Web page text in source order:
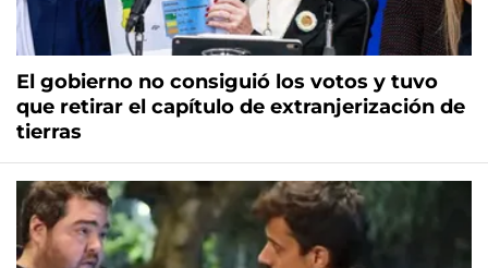
El gobierno no consiguió los votos y tuvo
que retirar el capítulo de extranjerización de
tierras